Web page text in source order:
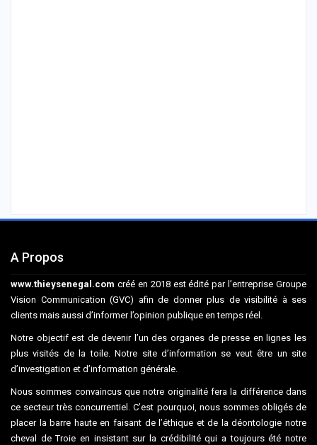
A Propos
www.thieysenegal.com créé en 2018 est édité par l’entreprise Groupe
Vision Communication (GVC) afin de donner plus de visibilité à ses
clients mais aussi d’informer l’opinion publique en temps réel.
Notre objectif est de devenir l’un des organes de presse en lignes les
plus visités de la toile. Notre site d’information se veut être un site
d’investigation et d’information générale.
Nous sommes convaincus que notre originalité fera la différence dans
ce secteur très concurrentiel. C’est pourquoi, nous sommes obligés de
placer la barre haute en faisant de l’éthique et de la déontologie notre
cheval de Troie en insistant sur la crédibilité qui a toujours été notre